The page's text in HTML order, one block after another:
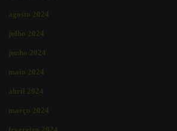
agosto 2024
julho 2024
junho 2024
maio 2024
abril 2024
março 2024